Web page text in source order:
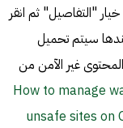
"التفاصيل" ثم انقر
سيتم تحميل
غير الآمن من
How to manage
unsafe sites on